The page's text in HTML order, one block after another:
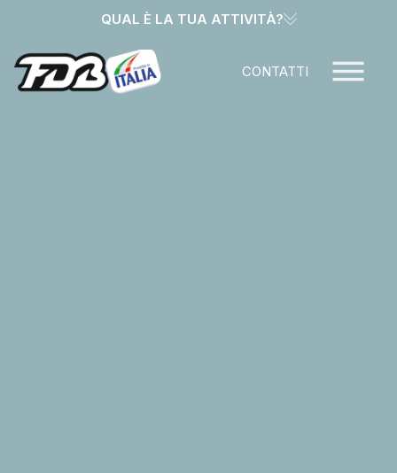
QUAL È LA TUA ATTIVITÀ?
CONTATTI
CONTATTI